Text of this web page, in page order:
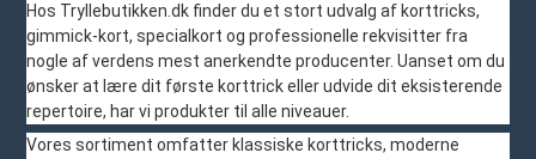
Hos Tryllebutikken.dk finder du et stort udvalg af korttricks,
gimmick-kort, specialkort og professionelle rekvisitter fra
nogle af verdens mest anerkendte producenter. Uanset om du
ønsker at lære dit første korttrick eller udvide dit eksisterende
repertoire, har vi produkter til alle niveauer.
Vores sortiment omfatter klassiske korttricks, moderne